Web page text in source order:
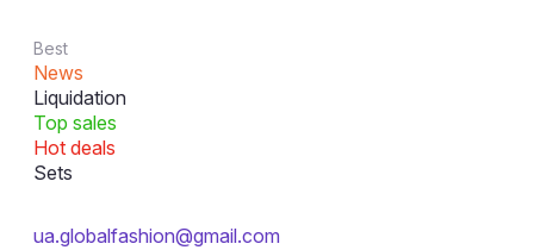
Best
News
Liquidation
Top sales
Hot deals
Sets
ua.globalfashion@gmail.com